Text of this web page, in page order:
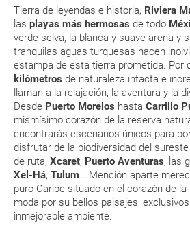
Tierra de leyendas e historia, Riviera
las playas más hermosas de todo
verde selva, la blanca y suave arena y
tranquilas aguas turquesas hacen
estampa de esta tierra prometida. Por
kilómetros de naturaleza intacta e
llaman a la relajación, la aventura y la
Desde Puerto Morelos hasta Carrillo
mismísimo corazón de la reserva
encontrarás escenarios únicos para
disfrutar de la biodiversidad del
de ruta, Xcaret, Puerto Aventuras, las
Xel-Há, Tulum … Mención aparte
puro Caribe situado en el corazón de
moda por su bellos paisajes,
inmejorable ambiente.
En caso de tener que enviarte la
vacacional (Caribe, circuitos, tours...) te
de tu reserva alrededor de 10 días antes de
imprimir y llevar contigo en el viaje.
Esta documentación te será requerida en el
aérea a la hora de realizar el check-in el día
MODIFICACIÓN ó CANCELACIÓN
modificar una reserva del viaje?
generar una anulación o
¿Qué caducidad debe tener mi
a...?